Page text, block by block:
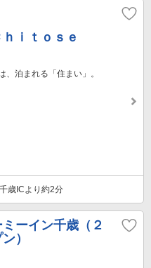
ｉｔｏｓｅ
、泊まれる「住まい」。
歳ICより約2分
ーイン千歳（２
）